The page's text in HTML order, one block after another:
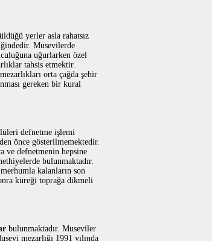
yerler asla rahatsız
Musevilerde
uğurlarken özel
tahsis etmektir.
orta çağda şehir
gereken bir kural
defnetme işlemi
önce gösterilmemektedir.
ve defnetmenin hepsine
bulunmaktadır.
kalanların son
küreği toprağa dikmeli
bulunmaktadır. Museviler
mezarlığı 1991 yılında